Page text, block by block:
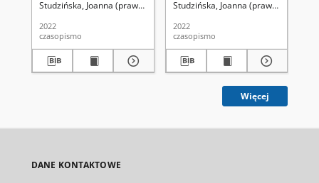
Studzińska, Joanna (prawo). Redaktor
2022
czasopismo
Studzińska, Joanna (prawo). Redaktor
2022
czasopismo
Więcej
DANE KONTAKTOWE